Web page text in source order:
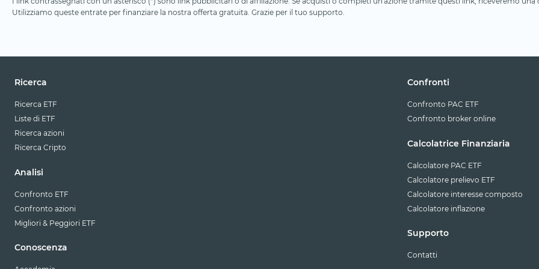
Utilizziamo queste entrate per finanziare la nostra offerta gratuita. Grazie per il tuo supporto.
Ricerca
Ricerca ETF
Liste di ETF
Ricerca azioni
Ricerca Cripto
Analisi
Confronto ETF
Confronto azioni
Migliori & Peggiori ETF
Conoscenza
Confronti
Confronto PAC ETF
Confronto broker online
Calcolatrice Finanziaria
Calcolatore PAC ETF
Calcolatore prelievo ETF
Calcolatore interesse composto
Calcolatore inflazione
Supporto
Contatti